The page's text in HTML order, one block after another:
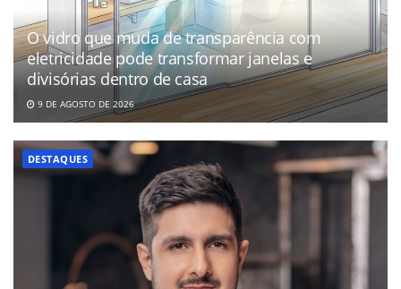
O vidro que muda de transparência com
eletricidade pode transformar janelas e
divisórias dentro de casa
9 DE AGOSTO DE 2026
DESTAQUES